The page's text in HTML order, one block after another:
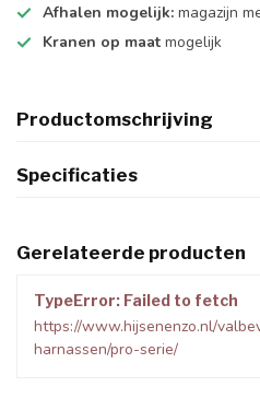
Afhalen mogelijk: magazijn
Kranen op maat mogelijk
Productomschrijving
Specificaties
Gerelateerde producten
TypeError: Failed to fetch
https://www.hijsenenzo.nl/
harnassen/pro-serie/